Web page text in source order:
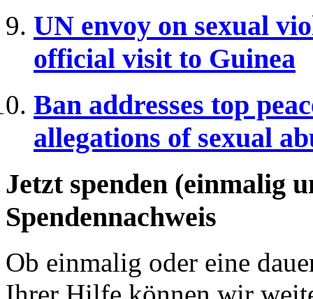
UN envoy on sexual
official visit to Guinea
Ban addresses top
allegations of sexual
Jetzt spenden (einmalig
Spendennachweis
Ob einmalig oder eine